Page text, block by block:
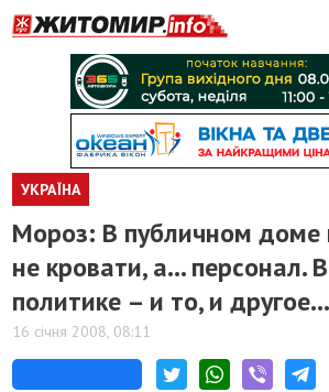
УКРАЇНА
Мороз: В публичном доме
не кровати, а... персонал.
политике – и то, и другое…
16 січня 2008, 08:11